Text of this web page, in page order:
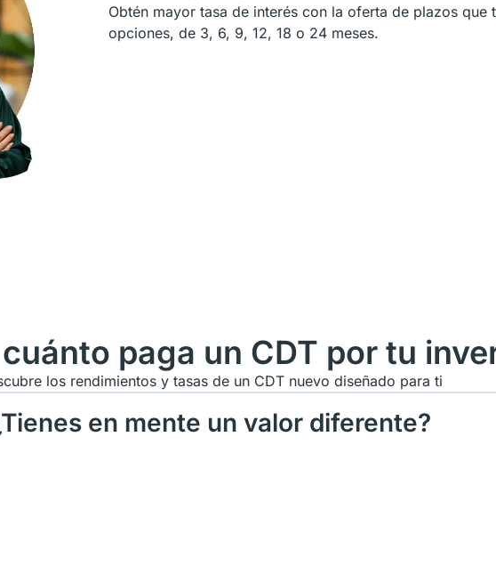
Obtén mayor tasa de interés con la oferta de plazos que
opciones, de 3, 6, 9, 12, 18 o 24 meses.
paga un CDT por tu
los rendimientos y tasas de un CDT nuevo diseñado para ti
en mente un valor diferente?